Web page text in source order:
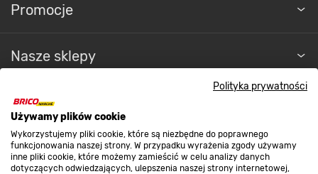
Polityka prywatności
Używamy plików cookie
Wykorzystujemy pliki cookie, które są niezbędne do poprawnego
funkcjonowania naszej strony. W przypadku wyrażenia zgody używamy
inne pliki cookie, które możemy zamieścić w celu analizy danych
dotyczących odwiedzających, ulepszenia naszej strony internetowej,
Promocje
Nasze sklepy
O nas
Kontakt do sklepu